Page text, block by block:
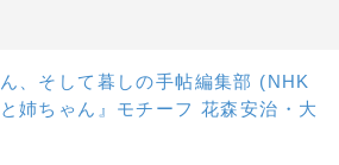
、そして暮しの手帖編集部 (NHK
姉ちゃん』モチーフ 花森安治・大